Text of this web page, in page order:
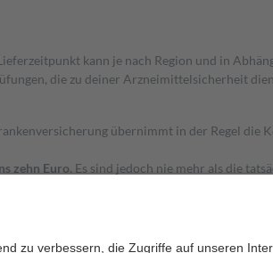
kann je nach Region und in
die zu deiner Arzneimittelsicherheit
übernimmt in der Regel die
zehn Euro. Es sind jedoch nie mehr als die
keine Zuzahlungen an bei: